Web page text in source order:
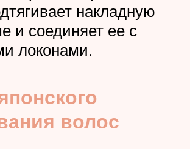
накладную
и соединяет ее с
локонами.
волос